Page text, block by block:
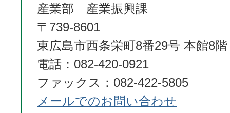
産業部 産業振興課
〒739-8601
東広島市西条栄町8番29号 本館8階
電話：082-420-0921
ファックス：082-422-5805
メールでのお問い合わせ